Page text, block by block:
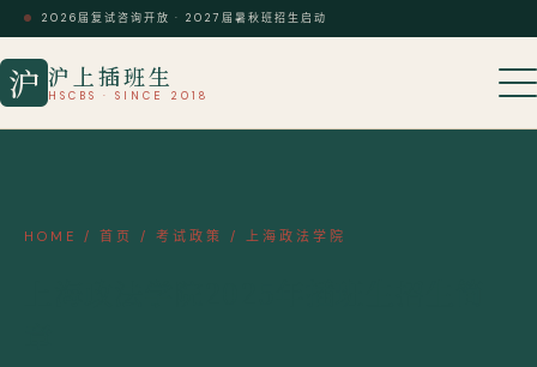
2026届复试咨询开放 · 2027届暑秋班招生启动
沪 沪上插班生
HSCBS · SINCE 2018
HOME / 首页 / 考试政策 / 上海政法学院